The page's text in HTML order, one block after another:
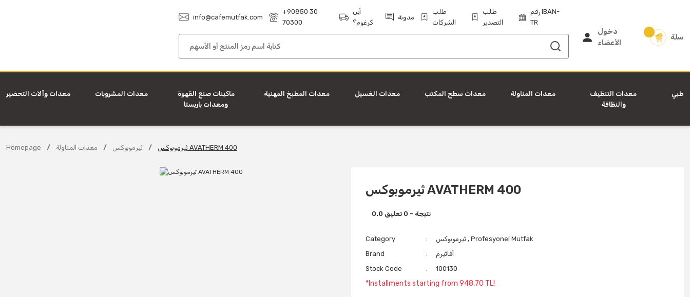
info@cafemutfak.com
+90850 30
70300
أين
كرغوم؟
مدونة
طلب
الشركات
طلب
التصدير
رقم IBAN-
TR
دخول
الأعضاء
سلة
معدات وآلات التحضير معدات المشروبات
ماكينات صنع القهوة
ومعدات باريستا
معدات المطبخ المهنية معدات الغسيل معدات سطح المكتب معدات المناولة
معدات التنظيف
والنظافة
طبي
Homepage معدات المناولة ثيرموبوكس ثيرموبوكس AVATHERM 400
ثيرموبوكس AVATHERM 400
0.0 نتيجة - 0 تعليق
Category ثيرموبوكس ,Profesyonel Mutfak
Brand
أفاثيرم
Stock Code
100130
*Installments starting from 948,70 TL!